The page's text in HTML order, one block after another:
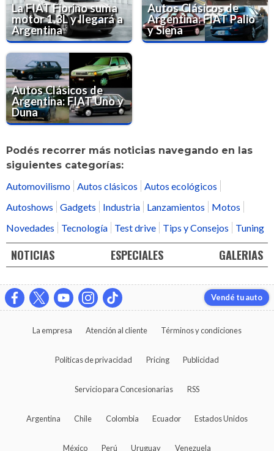
La FIAT Fiorino suma
motor 1.3L y llegará a
Argentina
Autos Clásicos de
Argentina: FIAT Palio
y Siena
Autos Clásicos de
Argentina: FIAT Uno y
Duna
Podés recorrer más noticias navegando en las
siguientes categorías:
Automovilismo
Autos clásicos
Autos ecológicos
Autoshows
Gadgets Industria Lanzamientos
Motos
Novedades
Tecnología Test drive Tips y Consejos Tuning
NOTICIAS ESPECIALES GALERIAS
Vendé tu auto
La empresa Atención al cliente Términos y condiciones
Políticas de privacidad Pricing Publicidad
Servicio para Concesionarias RSS
Argentina Chile Colombia Ecuador Estados Unidos
México Perú Uruguay Venezuela